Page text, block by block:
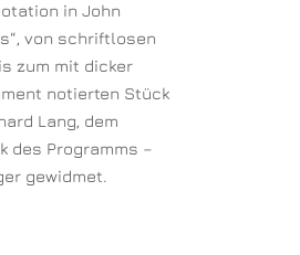
in John
von schriftlosen
zum mit dicker
notierten Stück
Lang, dem
des Programms –
gewidmet.